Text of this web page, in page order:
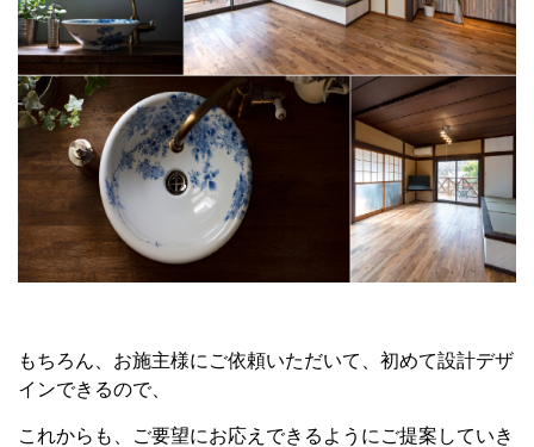
もちろん、お施主様にご依頼いただいて、初めて設計デザ
インできるので、
これからも、ご要望にお応えできるようにご提案していき